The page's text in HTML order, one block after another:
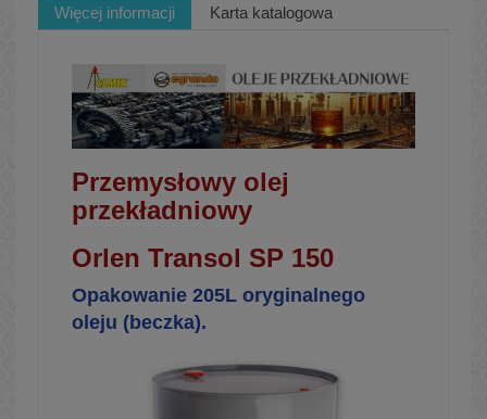
Więcej informacji Karta katalogowa
Przemysłowy olej
przekładniowy
Orlen Transol SP 150
Opakowanie 205L oryginalnego
oleju (beczka).